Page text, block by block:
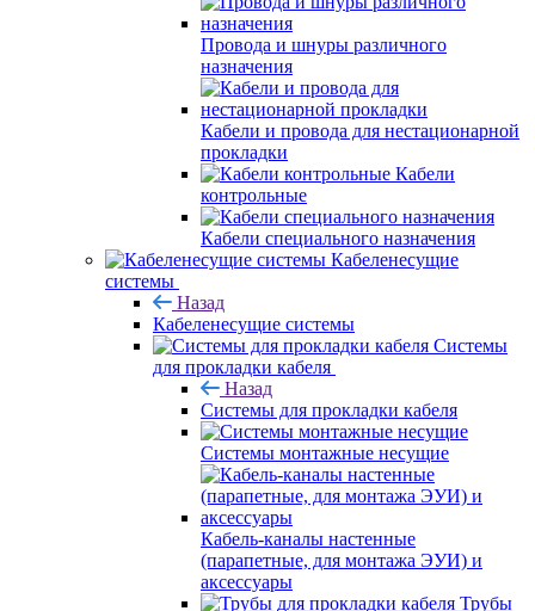
Провода и шнуры различного
назначения
Кабели и провода для нестационарной
прокладки
Кабели
контрольные
Кабели специального назначения
Кабеленесущие
системы
Назад
Кабеленесущие системы
Системы
для прокладки кабеля
Назад
Системы для прокладки кабеля
Системы монтажные несущие
Кабель-каналы настенные
(парапетные, для монтажа ЭУИ) и
аксессуары
Трубы